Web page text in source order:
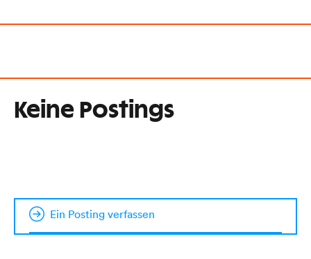
Keine Postings
Ein Posting verfassen